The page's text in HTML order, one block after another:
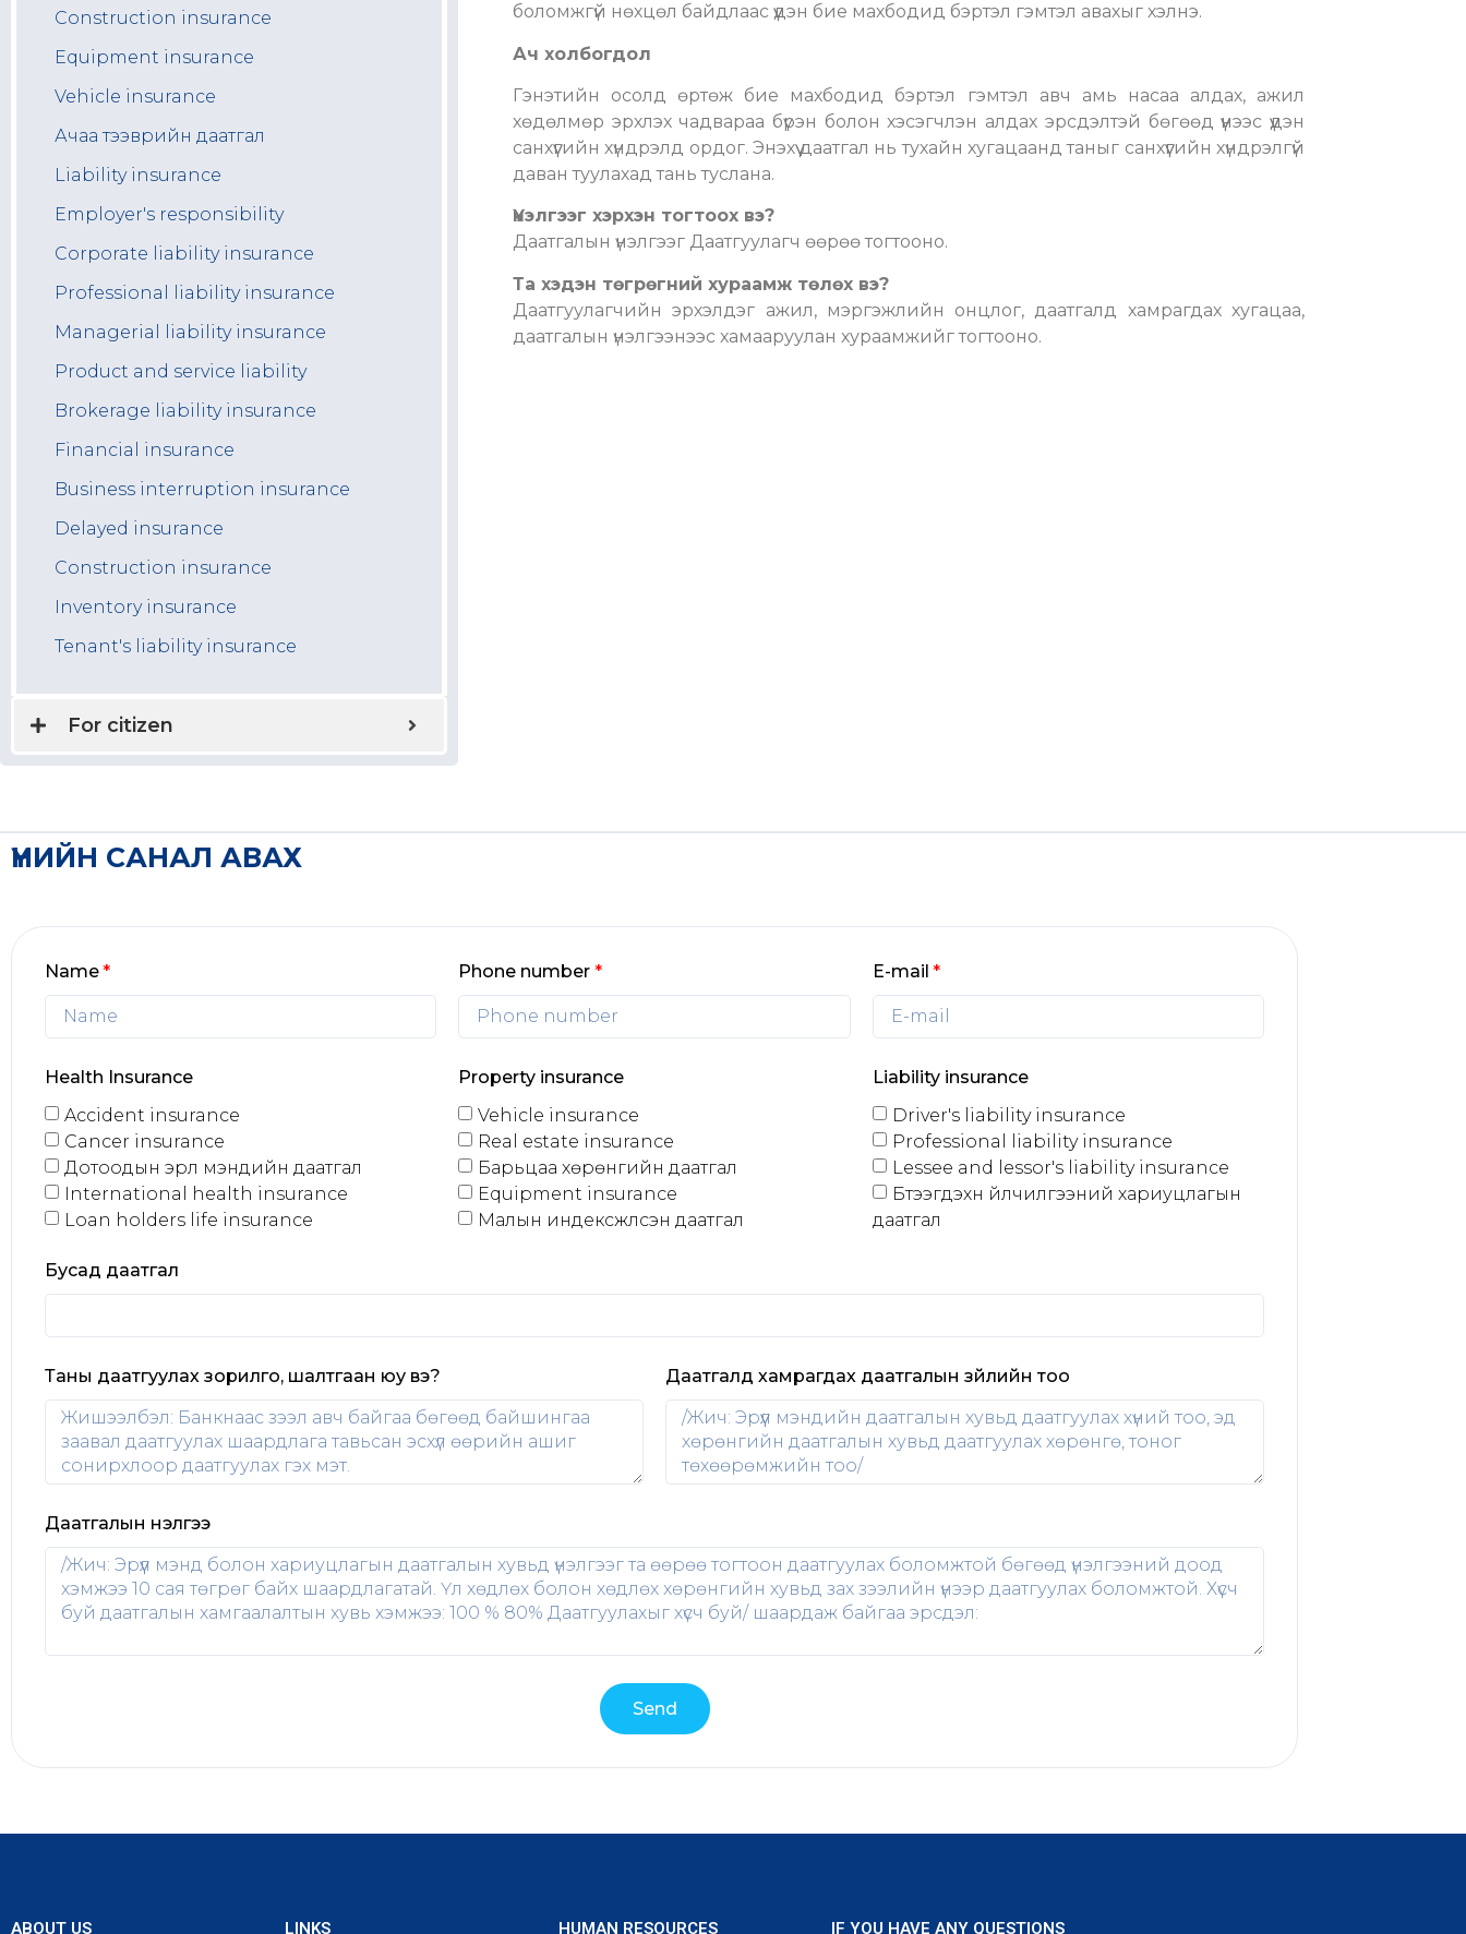
Construction insurance
Equipment insurance
Vehicle insurance
Ачаа тээврийн даатгал
Liability insurance
Employer's responsibility
Corporate liability insurance
Professional liability insurance
Managerial liability insurance
Product and service liability
Brokerage liability insurance
Financial insurance
Business interruption insurance
Delayed insurance
Construction insurance
Inventory insurance
Tenant's liability insurance
For citizen
боломжгүй нөхцөл байдлаас үүдэн бие махбодид бэртэл гэмтэл авахыг хэлнэ.
Ач холбогдол
Гэнэтийн осолд өртөж бие махбодид бэртэл гэмтэл авч амь насаа алдах, ажил
хөдөлмөр эрхлэх чадвараа бүрэн болон хэсэгчлэн алдах эрсдэлтэй бөгөөд үүнээс үүдэн
санхүүгийн хүндрэлд ордог. Энэхүү даатгал нь тухайн хугацаанд таныг санхүүгийн хүндрэлгүй
даван туулахад тань туслана.
Үнэлгээг хэрхэн тогтоох вэ?
Даатгалын үнэлгээг Даатгуулагч өөрөө тогтооно.
Та хэдэн төгрөгний хураамж төлөх вэ?
Даатгуулагчийн эрхэлдэг ажил, мэргэжлийн онцлог, даатгалд хамрагдах хугацаа,
даатгалын үнэлгээнээс хамааруулан хураамжийг тогтооно.
ҮНИЙН САНАЛ АВАХ
Name Phone number E-mail
Health Insurance
Accident insurance
Cancer insurance
Дотоодын эрүүл мэндийн даатгал
International health insurance
Loan holders life insurance
Property insurance
Vehicle insurance
Real estate insurance
Барьцаа хөрөнгийн даатгал
Equipment insurance
Малын индексжүүлсэн даатгал
Liability insurance
Driver's liability insurance
Professional liability insurance
Lessee and lessor's liability insurance
Бүтээгдэхүүн үйлчилгээний хариуцлагын
даатгал
Бусад даатгал
Таны даатгуулах зорилго, шалтгаан юу вэ? Даатгалд хамрагдах даатгалын зүйлийн тоо
Даатгалын үнэлгээ
Send
ABOUT US LINKS HUMAN RESOURCES IF YOU HAVE ANY QUESTIONS